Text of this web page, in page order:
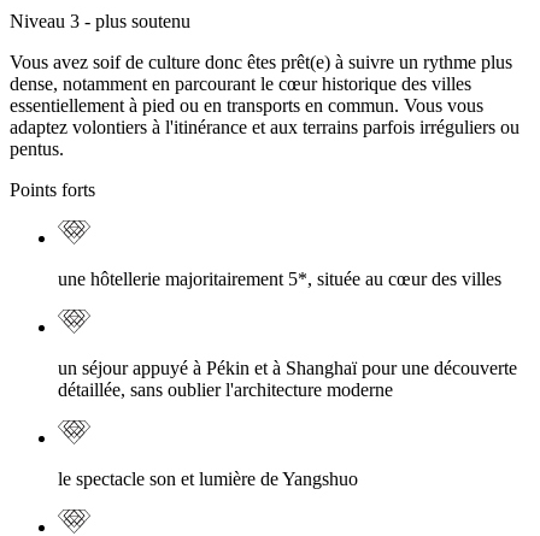
Niveau 3 - plus soutenu
Vous avez soif de culture donc êtes prêt(e) à suivre un rythme plus
dense, notamment en parcourant le cœur historique des villes
essentiellement à pied ou en transports en commun. Vous vous
adaptez volontiers à l'itinérance et aux terrains parfois irréguliers ou
pentus.
Points forts
une hôtellerie majoritairement 5*, située au cœur des villes
un séjour appuyé à Pékin et à Shanghaï pour une découverte
détaillée, sans oublier l'architecture moderne
le spectacle son et lumière de Yangshuo